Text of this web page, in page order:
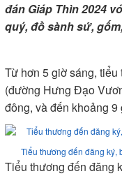
đán Giáp Thìn 2024
quý, đồ sành sứ,
Từ hơn 5 giờ sáng,
(đường Hưng Đạo
đông, và đến khoảng 9
Tiểu thương đến đăng ký,
Tiểu thương đến đăng